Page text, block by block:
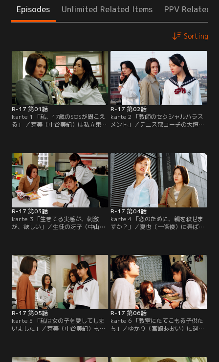
Episodes Unlimited Related Items PPV Related
Sorting
R-17 第01話
karte 1 「私、17歳のSOSが聞こえ
る」 ／芽美（中谷美紀）は私立東京
拶に行くと、目の前のマジックミラ
ーに隣室でカウンセリングを受けて
いる女性・松崎桜子（桃井かおり）
が映し出されている。
R-17 第02話
karte 2 「教師のセクシャルハラス
メント」／テニス部コーチの大垣
が、学校の評判に傷がつくことを恐
れる理事長の矢沢（西村雅彦）らは
さおりの勝手な思い込みと大垣を擁
護。教師たちに無理矢理反省文を書
かされそうになるさおりを芽美は懸
命に庇おうとするが…。
R-17 第03話
karte 3 「生きてる実感が、刺激
が、欲しい」／生徒の冴子（中山史
って欲しいと依頼、自ら理由を聞こ
うとするが、冴子は一言も言葉を発
せずさっさと帰ってしまう。そんな
冴子の手首に残されたギザギザの傷
痕に、芽美は不審を覚えるが…。
R-17 第04話
karte 4 「恋のために、親を殺せま
すか？」／夏也（一條俊）に弄ばれ
には心を開きすべてを話してくれる
ようになった。それにしても桜子
（桃井かおり）が冴子を刺激するよ
うなことを言わなければ事件も起き
なかったのに…。芽美は桜子に抗議
するが…。
R-17 第05話
karte 5 「私は女の子を愛してしま
いました」／芽美（中谷美紀）もよ
子はそんな芽美に「そろそろ来るわ
R-17 第06話
karte 6 「教室にたてこもる子供た
ち」／ゆかり（宮崎あおい）に過剰
席が続いている彩とゆかりを心配し